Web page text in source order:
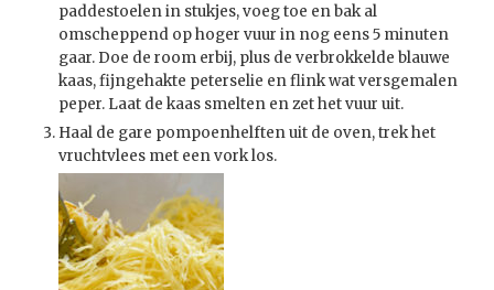
paddestoelen in stukjes, voeg toe en bak al
omscheppend op hoger vuur in nog eens 5 minuten
gaar. Doe de room erbij, plus de verbrokkelde blauwe
kaas, fijngehakte peterselie en flink wat versgemalen
peper. Laat de kaas smelten en zet het vuur uit.
Haal de gare pompoenhelften uit de oven, trek het
vruchtvlees met een vork los.